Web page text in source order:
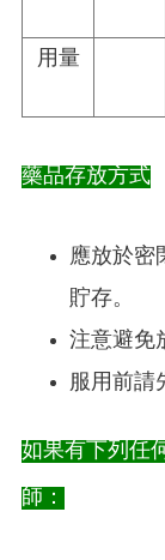
用量
藥品存放方式
應放於密
貯存。
注意避免
服用前請
如果有下列任
師：